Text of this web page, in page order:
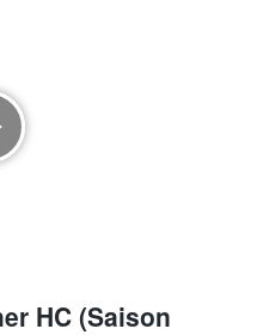
HC (Saison